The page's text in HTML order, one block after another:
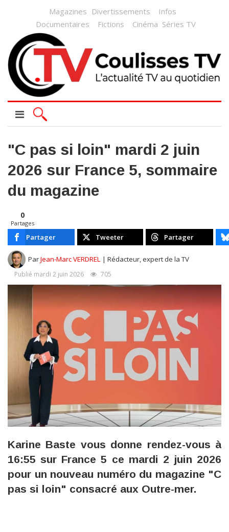
Magazines Divertissements
Infos
Documentaires
Fictions Cinéma Séries TV
"C pas si loin" mardi 2 juin
2026 sur France 5, sommaire
du magazine
0
Partages
Partager Tweeter Partager
ParJean-Marc VERDREL | Rédacteur, expert de la TV
Publié mardi 2 juin 2026 705
Karine Baste vous donne rendez-vous à
16:55 sur France 5 ce mardi 2 juin 2026
pour un nouveau numéro du magazine "C
pas si loin" consacré aux Outre-mer.